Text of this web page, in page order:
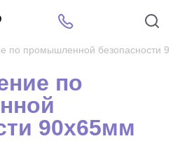
по промышленной безопасности
по
90х65мм